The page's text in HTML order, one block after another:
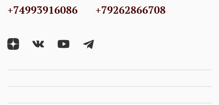
+74993916086 +79262866708